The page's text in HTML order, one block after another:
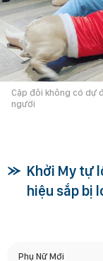
Cặp đôi không có dự
người
Khởi My tự
hiệu sắp bị
Phụ Nữ Mới